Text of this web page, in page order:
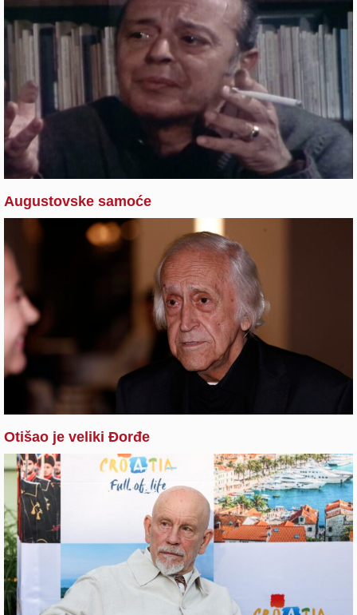
Augustovske samoće
Otišao je veliki Đorđe